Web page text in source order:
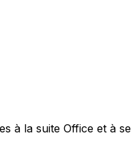
à la suite Office et à